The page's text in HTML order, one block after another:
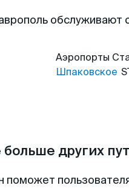
Аэропорты
Шпаковское
других
поможет